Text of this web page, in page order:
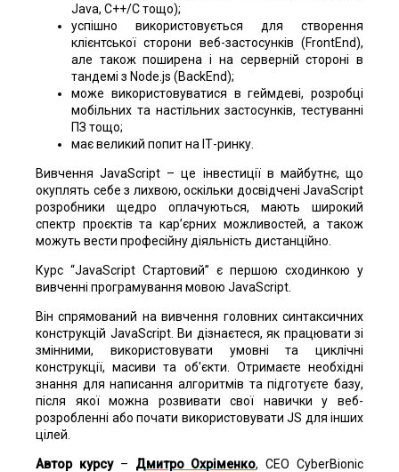
Java, C++/C тощо);
успішно використовується для створення
клієнтської сторони веб-застосунків (FrontEnd),
але також поширена і на серверній стороні в
тандемі з Node.js (BackEnd);
може використовуватися в геймдеві, розробці
мобільних та настільних застосунків, тестуванні
ПЗ тощо;
має великий попит на ІТ-ринку.
Вивчення JavaScript – це інвестиції в майбутнє, що
окуплять себе з лихвою, оскільки досвідчені JavaScript
розробники щедро оплачуються, мають широкий
спектр проєктів та кар’єрних можливостей, а також
можуть вести професійну діяльність дистанційно.
Курс “JavaScript Стартовий” є першою сходинкою у
вивченні програмування мовою JavaScript.
Він спрямований на вивчення головних синтаксичних
конструкцій JavaScript. Ви дізнаєтеся, як працювати зі
змінними, використовувати умовні та циклічні
конструкції, масиви та об'єкти. Отримаєте необхідні
знання для написання алгоритмів та підготуєте базу,
після якої можна розвивати свої навички у веб-
розробленні або почати використовувати JS для інших
цілей.
Автор курсу– Дмитро Охріменко, CEO CyberBionic